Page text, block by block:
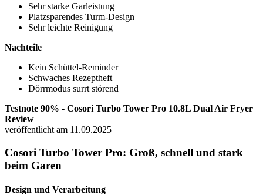
Sehr starke Garleistung
Platzsparendes Turm-Design
Sehr leichte Reinigung
Nachteile
Kein Schüttel-Reminder
Schwaches Rezeptheft
Dörrmodus surrt störend
Testnote 90% - Cosori Turbo Tower Pro 10.8L Dual Air Fryer
Review
veröffentlicht am 11.09.2025
Cosori Turbo Tower Pro: Groß, schnell und stark
beim Garen
Design und Verarbeitung